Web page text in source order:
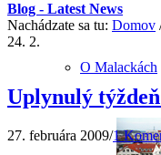
O Malackách
Blog - Latest News
Nachádzate sa tu: Domov
24. 2.
Uplynulý
27. februára 2009/1